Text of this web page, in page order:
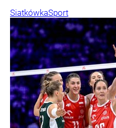
SiatkówkaSport